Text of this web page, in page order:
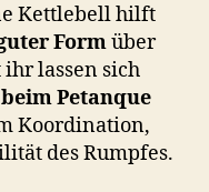
Kettlebell hilft
Formüber
lassen sich
beim Petanque
Koordination,
des Rumpfes.